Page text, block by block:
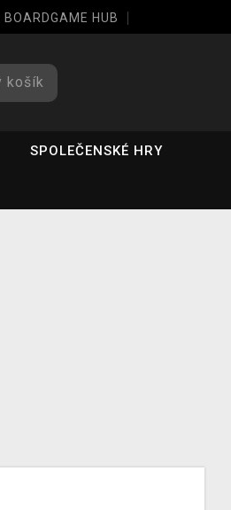
BOARDGAME HUB
košík
SPOLEČENSKÉ HRY